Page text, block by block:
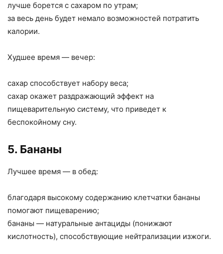
лучше борется с сахаром по утрам;
за весь день будет немало возможностей потратить
калории.
Худшее время — вечер:
сахар способствует набору веса;
сахар окажет раздражающий эффект на
пищеварительную систему, что приведет к
беспокойному сну.
5. Бананы
Лучшее время — в обед:
благодаря высокому содержанию клетчатки бананы
помогают пищеварению;
бананы — натуральные антациды (понижают
кислотность), способствующие нейтрализации изжоги.